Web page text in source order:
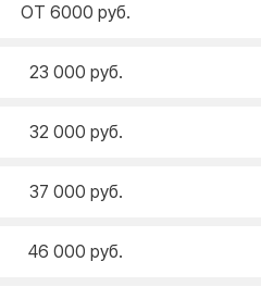
ОТ 6000 руб.
23 000 руб.
32 000 руб.
37 000 руб.
46 000 руб.